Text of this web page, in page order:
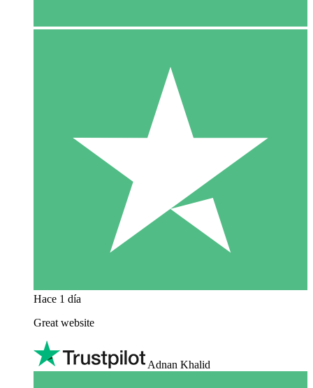
Hace 1 día
Great website
Adnan Khalid